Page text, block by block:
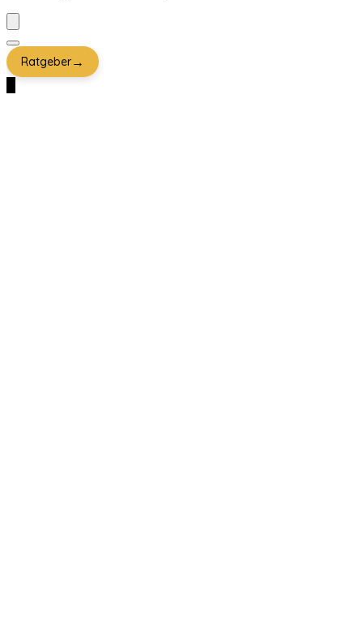
Ratgeber→